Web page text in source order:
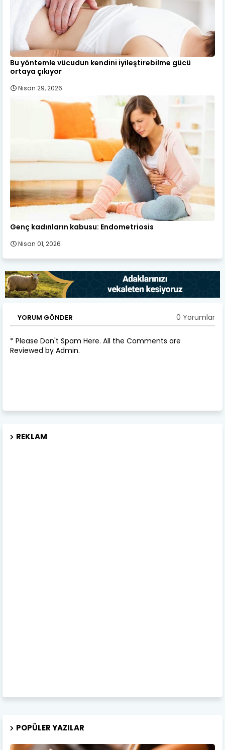
Bu yöntemle vücudun kendini iyileştirebilme gücü
ortaya çıkıyor
Nisan 29, 2026
Genç kadınların kabusu: Endometriosis
Nisan 01, 2026
YORUM GÖNDER 0 Yorumlar
* Please Don't Spam Here. All the Comments are
Reviewed by Admin.
REKLAM
POPÜLER YAZILAR